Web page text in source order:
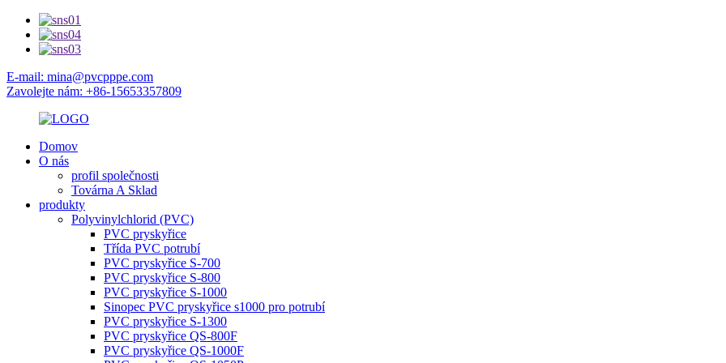
E-mail: mina@pvcpppe.com
Zavolejte nám: +86-15653357809
Domov
O nás
profil společnosti
Továrna A Sklad
produkty
Polyvinylchlorid (PVC)
PVC pryskyřice
Třída PVC potrubí
PVC pryskyřice S-700
PVC pryskyřice S-800
PVC pryskyřice S-1000
Sinopec PVC pryskyřice s1000 pro potrubí
PVC pryskyřice S-1300
PVC pryskyřice QS-800F
PVC pryskyřice QS-1000F